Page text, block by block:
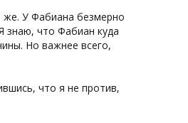
же. У Фабиана безмерно
знаю, что Фабиан куда
Но важнее всего,
что я не против,